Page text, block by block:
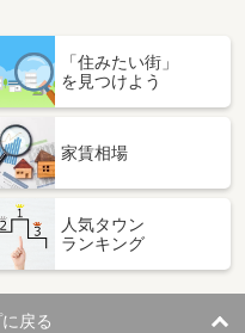
「住みたい街」
を見つけよう
家賃相場
人気タウン
ランキング
戻る